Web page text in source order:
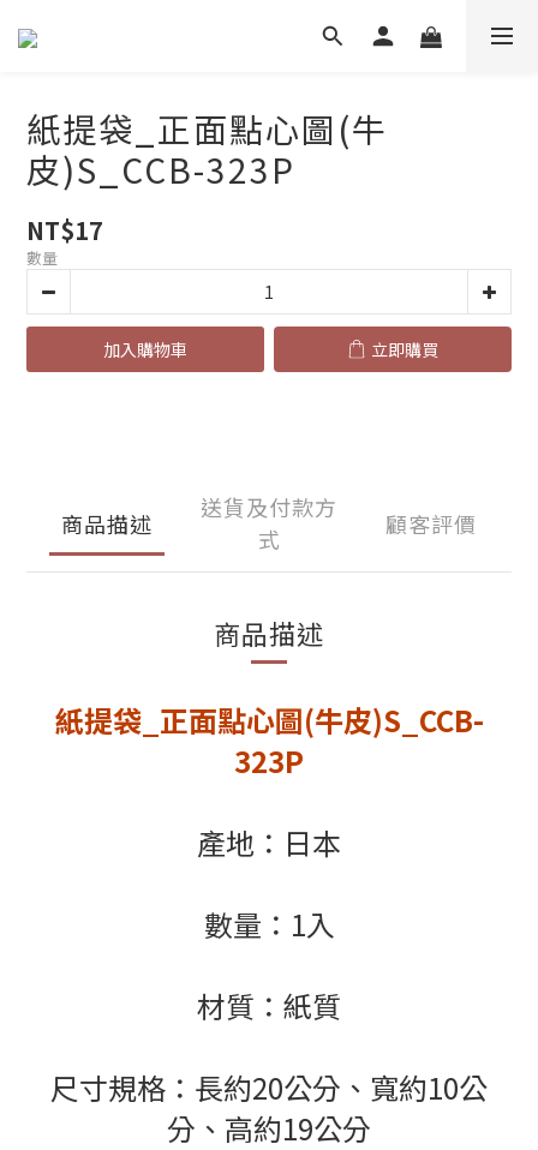
紙提袋_正面點心圖(牛
皮)S_CCB-323P
NT$17
數量
加入購物車 立即購買
商品描述
送貨及付款方
式
顧客評價
商品描述
紙提袋_正面點心圖(牛皮)S_CCB-
323P
產地：日本
數量：1入
材質：紙質
尺寸規格：長約20公分、寬約10公
分、高約19公分